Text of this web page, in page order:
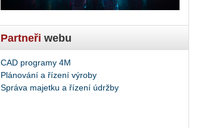
Partneři webu
CAD programy 4M
Plánování a řízení výroby
Správa majetku a řízení údržby